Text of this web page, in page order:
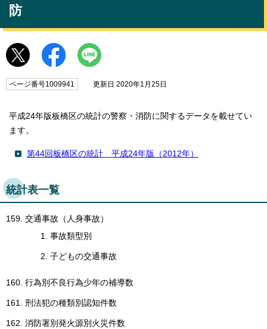
防
ページ番号1009941 更新日 2020年1月25日
平成24年版板橋区の統計の警察・消防に関するデータを載せてい
ます。
第44回板橋区の統計 平成24年版（2012年）
統計表一覧
交通事故（人身事故）
事故類型別
子どもの交通事故
行為別不良行為少年の補導数
刑法犯の種類別認知件数
消防署別発火源別火災件数